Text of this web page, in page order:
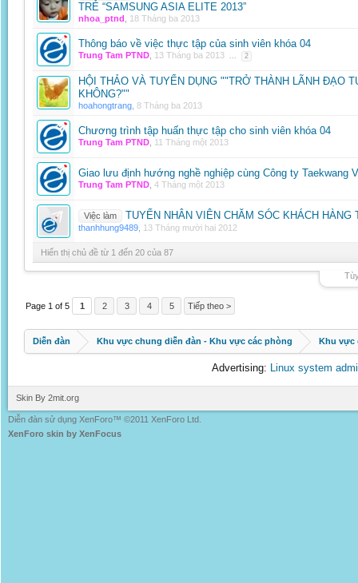
TRẺ “SAMSUNG ASIA ELITE 2013”
nhoa_ptnd 18 Tháng ba 2013
Thông báo về việc thực tập của sinh viên khóa 04
Trung Tam PTND 13 Tháng ba 2013 ... 2
HỘI THẢO VÀ TUYỂN DỤNG ""TRỞ THÀNH LÃNH ĐẠO
KHÔNG?""
hoahongtrang 8 Tháng ba 2013
Chương trình tập huấn thực tập cho sinh viên khóa 04
Trung Tam PTND 11 Tháng một 2013
Giao lưu định hướng nghề nghiệp cùng Công ty Taekwang
Trung Tam PTND 4 Tháng một 2013
Việc làm TUYỂN NHÂN VIÊN CHĂM SÓC KHÁCH HÀNG
thanhhung9489 13 Tháng mười hai 2012
Hiển thị chủ đề từ 1 đến 20 của 87
Page 1 of 5 1 2 3 4 5 Tiếp theo >
Diễn đàn Khu vực chung diễn đàn - Khu vực các phòng Khu vực
Advertising: Linux system
Skin By 2mit.org
Diễn đàn sử dụng XenForo™ ©2011 XenForo Ltd.
XenForo skin by XenFocus